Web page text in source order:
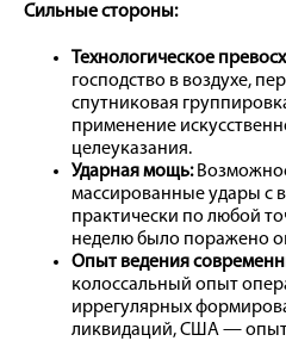
Сильные стороны:
Технологическое
господство в воздухе,
спутниковая
применение
целеуказания.
Ударная мощь:
массированные удары с
практически по любой
неделю было поражено
Опыт ведения
колоссальный опыт
иррегулярных
ликвидаций, США —